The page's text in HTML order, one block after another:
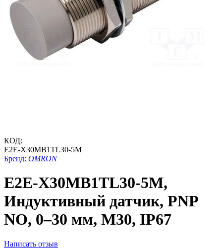
КОД:
E2E-X30MB1TL30-5M
Бренд: OMRON
E2E-X30MB1TL30-5M,
Индуктивный датчик, PNP
NO, 0–30 мм, М30, IP67
Написать отзыв